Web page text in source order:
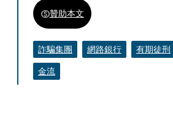
贊助本文
詐騙集團 網路銀行 有期徒刑
金流